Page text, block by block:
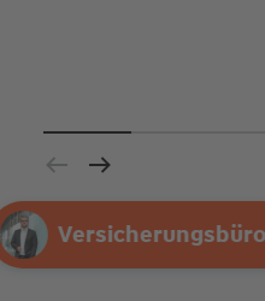
Ihre Agentur